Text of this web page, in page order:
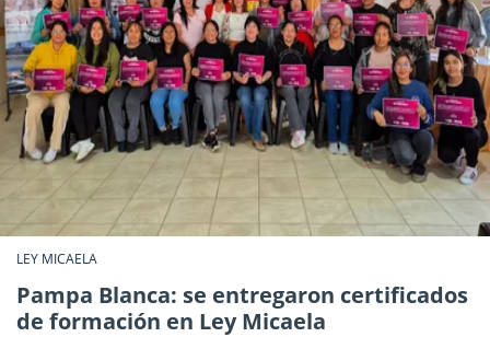
LEY MICAELA
Pampa Blanca: se entregaron certificados
de formación en Ley Micaela